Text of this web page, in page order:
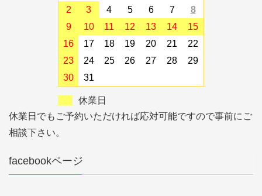
2
3 4 5 6 7
8
9
10 11 12 13 14
15
16
17 18 19 20 21
22
23
24 25 26 27 28
29
30
31
休業日
休業日でもご予約いただければ応対可能ですので事前にご
相談下さい。
facebookページ